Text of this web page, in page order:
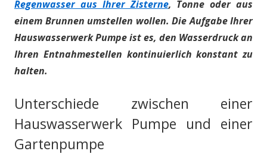
Regenwasser aus Ihrer Zisterne, Tonne oder aus
einem Brunnen umstellen wollen. Die Aufgabe Ihrer
Hauswasserwerk Pumpe ist es, den Wasserdruck an
Ihren Entnahmestellen kontinuierlich konstant zu
halten.
Unterschiede zwischen einer
Hauswasserwerk Pumpe und einer
Gartenpumpe